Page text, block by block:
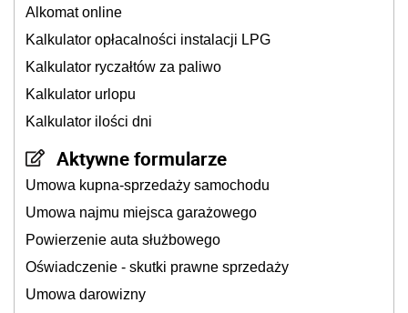
Alkomat online
Kalkulator opłacalności instalacji LPG
Kalkulator ryczałtów za paliwo
Kalkulator urlopu
Kalkulator ilości dni
Aktywne formularze
Umowa kupna-sprzedaży samochodu
Umowa najmu miejsca garażowego
Powierzenie auta służbowego
Oświadczenie - skutki prawne sprzedaży
Umowa darowizny